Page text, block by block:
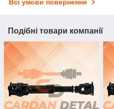
Всі умови повернення
Подібні товари компанії